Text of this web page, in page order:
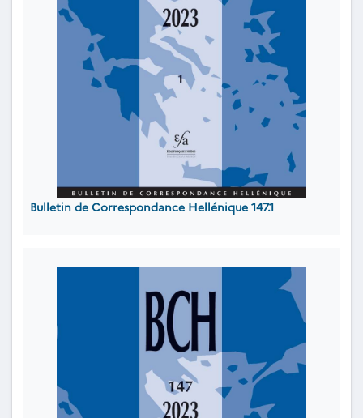
Bulletin de Correspondance Hellénique 147.1